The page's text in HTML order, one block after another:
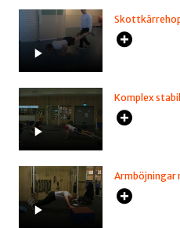
Komplex
Armböjningar